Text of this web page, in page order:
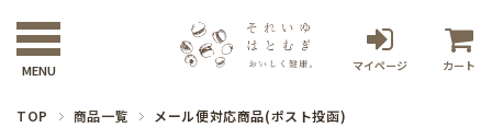
マイページ カート
TOP 商品一覧 メール便対応商品(ポスト投函)